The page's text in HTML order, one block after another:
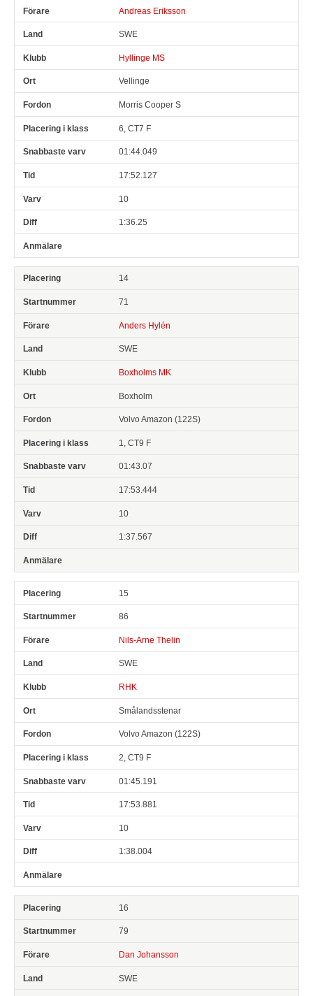
Andreas Eriksson
SWE
Hyllinge MS
Vellinge
Morris Cooper S
6, CT7 F
01:44.049
17:52.127
10
1:36.25
14
71
Anders Hylén
SWE
Boxholms MK
Boxholm
Volvo Amazon (122S)
1, CT9 F
01:43.07
17:53.444
10
1:37.567
15
86
Nils-Arne Thelin
SWE
RHK
Smålandsstenar
Volvo Amazon (122S)
2, CT9 F
01:45.191
17:53.881
10
1:38.004
16
79
Dan Johansson
SWE